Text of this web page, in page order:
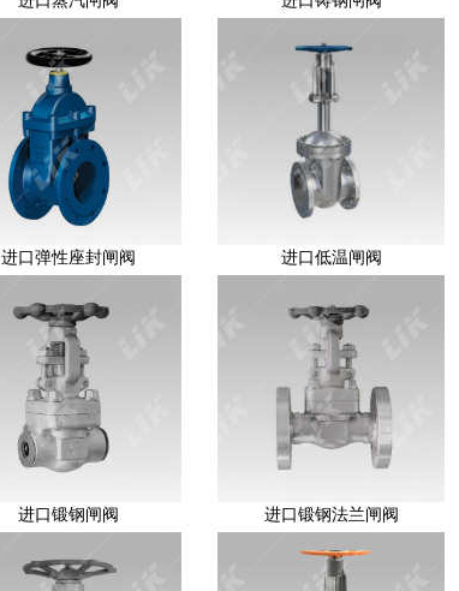
进口弹性座封闸阀 进口低温闸阀
进口锻钢闸阀 进口锻钢法兰闸阀